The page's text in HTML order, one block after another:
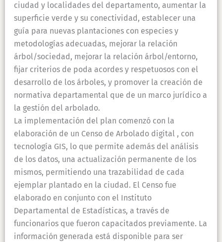
ciudad y localidades del departamento, aumentar la
superficie verde y su conectividad, establecer una
guía para nuevas plantaciones con especies y
metodologías adecuadas, mejorar la relación
árbol/sociedad, mejorar la relación árbol/entorno,
fijar criterios de poda acordes y respetuosos con el
desarrollo de los árboles, y promover la creación de
normativa departamental que de un marco jurídico a
la gestión del arbolado.
La implementación del plan comenzó con la
elaboración de un Censo de Arbolado digital , con
tecnología GIS, lo que permite además del análisis
de los datos, una actualización permanente de los
mismos, permitiendo una trazabilidad de cada
ejemplar plantado en la ciudad. El Censo fue
elaborado en conjunto con el Instituto
Departamental de Estadísticas, a través de
funcionarios que fueron capacitados previamente. La
información generada está disponible para ser